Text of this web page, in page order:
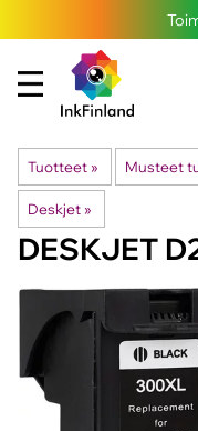
Tuotteet ‪» Musteet
Deskjet ‪»
DESKJET